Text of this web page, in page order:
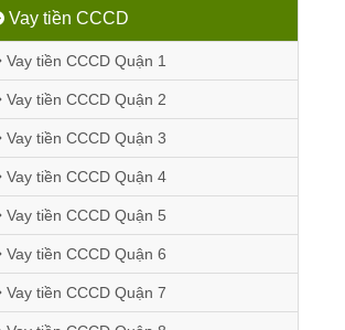
Vay tiền CCCD
Vay tiền CCCD Quận 1
Vay tiền CCCD Quận 2
Vay tiền CCCD Quận 3
Vay tiền CCCD Quận 4
Vay tiền CCCD Quận 5
Vay tiền CCCD Quận 6
Vay tiền CCCD Quận 7